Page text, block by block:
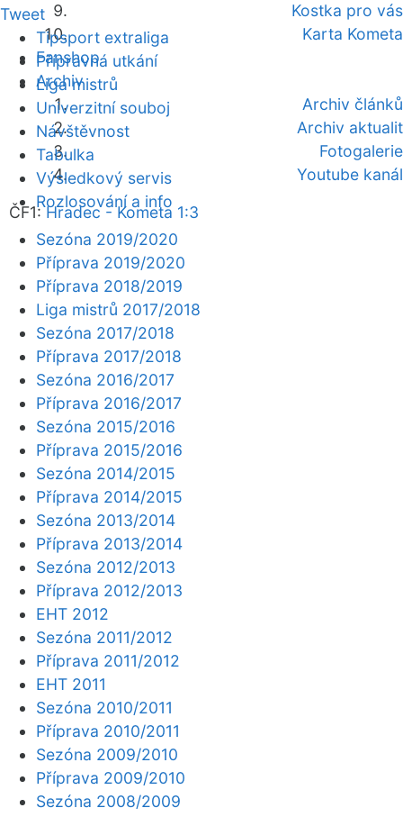
Kostka pro vás
Karta Kometa
Fanshop
Archiv
Archiv článků
Archiv aktualit
Fotogalerie
Youtube kanál
ČF1:Hradec - Kometa 1:3
Tweet
Tipsport extraliga
Přípravná utkání
Liga mistrů
Univerzitní souboj
Návštěvnost
Tabulka
Výsledkový servis
Rozlosování a info
Sezóna 2019/2020
Příprava 2019/2020
Příprava 2018/2019
Liga mistrů 2017/2018
Sezóna 2017/2018
Příprava 2017/2018
Sezóna 2016/2017
Příprava 2016/2017
Sezóna 2015/2016
Příprava 2015/2016
Sezóna 2014/2015
Příprava 2014/2015
Sezóna 2013/2014
Příprava 2013/2014
Sezóna 2012/2013
Příprava 2012/2013
EHT 2012
Sezóna 2011/2012
Příprava 2011/2012
EHT 2011
Sezóna 2010/2011
Příprava 2010/2011
Sezóna 2009/2010
Příprava 2009/2010
Sezóna 2008/2009